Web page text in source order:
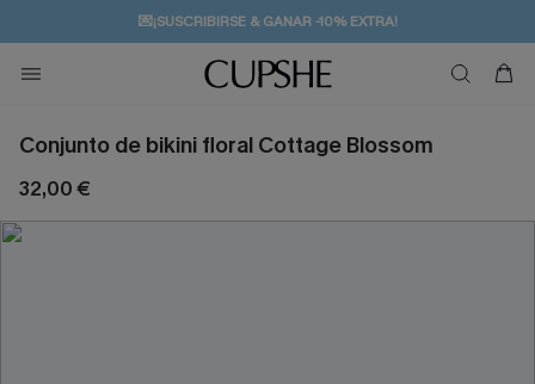
💌¡SUSCRIBIRSE & GANAR -10% EXTRA!
🚚ENVÍO GRATUITO A PARTIR DE 49 € >>
Conjunto de bikini floral Cottage Blossom
32,00 €